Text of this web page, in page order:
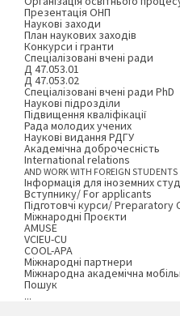
Презентація ОНП
Наукові заходи
План наукових заходів
Конкурси і гранти
Спеціалізовані вчені ради
Д 47.053.01
Д 47.053.02
Спеціалізовані вчені ради PhD
Наукові підрозділи
Підвищення кваліфікації
Рада молодих учених
Наукові видання РДГУ
Академічна доброчесність
International relations
AND WORK WITH FOREIGN STUDENTS
Інформація для іноземних
Вступнику/ For applicants
Підготовчі курси/ Preparatory
Міжнародні Проєкти
AMUSE
VCIEU-CU
COOL-APA
Міжнародні партнери
Міжнародна академічна
Пошук
...